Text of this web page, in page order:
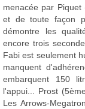
menacée par
et de toute façon
démontre les
encore trois
Fabi est seulement
manquent
embarquent 150
l'appui... Prost
Les Arrows-